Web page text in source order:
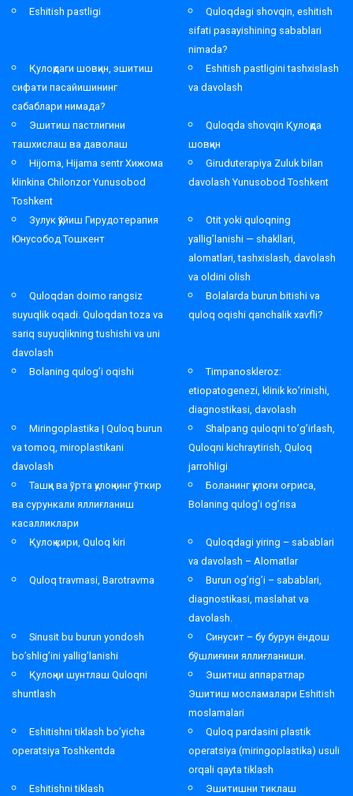
Eshitish pastligi
Quloqdagi shovqin, eshitish
sifati pasayishining sabablari
nimada?
Қулоқдаги шовқин, эшитиш
сифати пасайишининг
сабаблари нимада?
Eshitish pastligini tashxislash
va davolash
Эшитиш пастлигини
ташхислаш ва даволаш
Quloqda shovqin Қулоқда
шовқин
Hijoma, Hijama sentr Хижома
klinkina Chilonzor Yunusobod
Toshkent
Giruduterapiya Zuluk bilan
davolash Yunusobod Toshkent
Зулук қўйиш Гирудотерапия
Юнусобод Тошкент
Otit yoki quloqning
yallig’lanishi — shakllari,
alomatlari, tashxislash, davolash
va oldini olish
Quloqdan doimo rangsiz
suyuqlik oqadi. Quloqdan toza va
sariq suyuqlikning tushishi va uni
davolash
Bolalarda burun bitishi va
quloq oqishi qanchalik xavfli?
Bolaning qulog’i oqishi
Timpanoskleroz:
etiopatogenezi, klinik ko’rinishi,
diagnostikasi, davolash
Miringoplastika | Quloq burun
va tomoq, miroplastikani
davolash
Shalpang quloqni to’g’irlash,
Quloqni kichraytirish, Quloq
jarrohligi
Ташқи ва ўрта қулоқнинг ўткир
ва сурункали яллиғланиш
касалликлари
Боланинг қулоғи оғриса,
Bolaning qulog’i og’risa
Қулоқ кири, Quloq kiri
Quloqdagi yiring – sabablari
va davolash – Alomatlar
Quloq travmasi, Barotravma
Burun og’rig’i – sabablari,
diagnostikasi, maslahat va
davolash.
Sinusit bu burun yondosh
bo’shlig’ini yallig’lanishi
Синусит – бу бурун ёндош
бўшлиғини яллиғланиши.
Қулоқни шунтлаш Quloqni
shuntlash
Эшитиш аппаратлар
Эшитиш мосламалари Eshitish
moslamalari
Eshitishni tiklash bo’yicha
operatsiya Toshkentda
Quloq pardasini plastik
operatsiya (miringoplastika) usuli
orqali qayta tiklash
Eshitishni tiklash
Эшитишни тиклаш